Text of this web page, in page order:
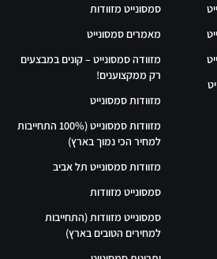
סמסונייט מזוודות
מאמרים סמסונייט
מזוודה סמסונייט – קונים במבצעים
רק ממקצוענים!
מזוודות סמסונייט
מזוודות סמסונייט (100% התחייבות
למחיר הכי נמוך בארץ)
מזוודות סמסונייט תל אביב
סמסונייט מזוודות
סמסונייט מזוודות (התחייבות
למחירים הטובים בארץ)